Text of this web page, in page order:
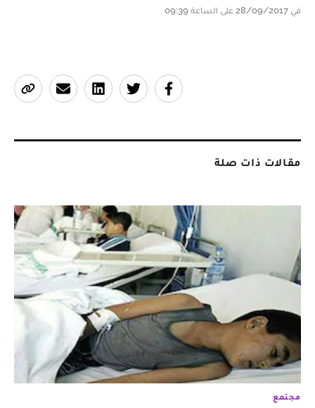
في 28/09/2017 على الساعة 09:39
مقالات ذات صلة
مجتمع